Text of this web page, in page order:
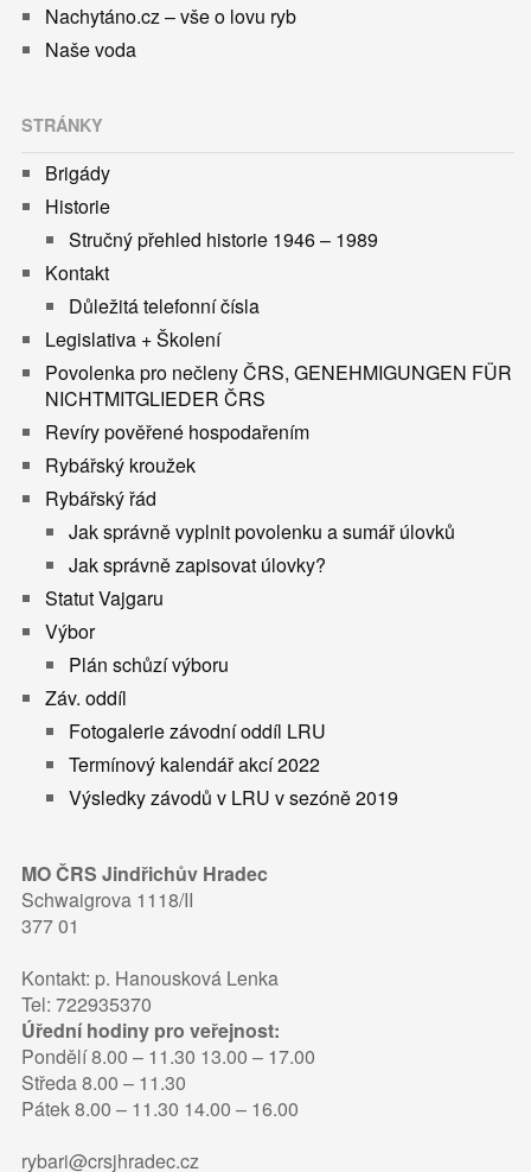
Nachytáno.cz – vše o lovu ryb
Naše voda
STRÁNKY
Brigády
Historie
Stručný přehled historie 1946 – 1989
Kontakt
Důležitá telefonní čísla
Legislativa + Školení
Povolenka pro nečleny ČRS, GENEHMIGUNGEN FÜR
NICHTMITGLIEDER ČRS
Revíry pověřené hospodařením
Rybářský kroužek
Rybářský řád
Jak správně vyplnit povolenku a sumář úlovků
Jak správně zapisovat úlovky?
Statut Vajgaru
Výbor
Plán schůzí výboru
Záv. oddíl
Fotogalerie závodní oddíl LRU
Termínový kalendář akcí 2022
Výsledky závodů v LRU v sezóně 2019
MO ČRS Jindřichův Hradec
Schwaigrova 1118/II
377 01
Kontakt: p. Hanousková Lenka
Tel: 722935370
Úřední hodiny pro veřejnost:
Pondělí 8.00 – 11.30 13.00 – 17.00
Středa 8.00 – 11.30
Pátek 8.00 – 11.30 14.00 – 16.00
rybari@crsjhradec.cz